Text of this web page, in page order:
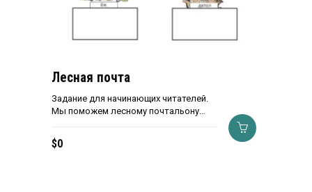
Лесная почта
Задание для начинающих читателей.
Мы поможем лесному почтальону…
$0